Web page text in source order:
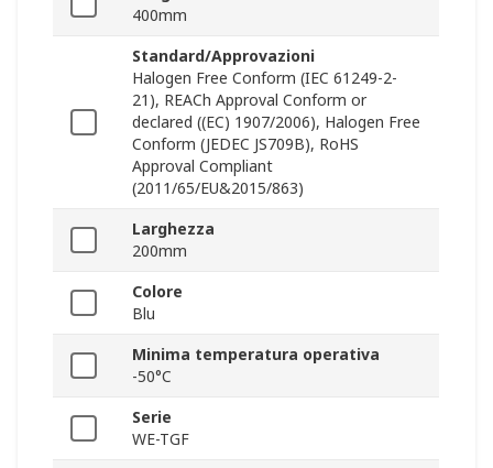
400mm
Standard/Approvazioni
Halogen Free Conform (IEC 61249-2-
21), REACh Approval Conform or
declared ((EC) 1907/2006), Halogen Free
Conform (JEDEC JS709B), RoHS
Approval Compliant
(2011/65/EU&2015/863)
Larghezza
200mm
Colore
Blu
Minima temperatura operativa
-50°C
Serie
WE-TGF